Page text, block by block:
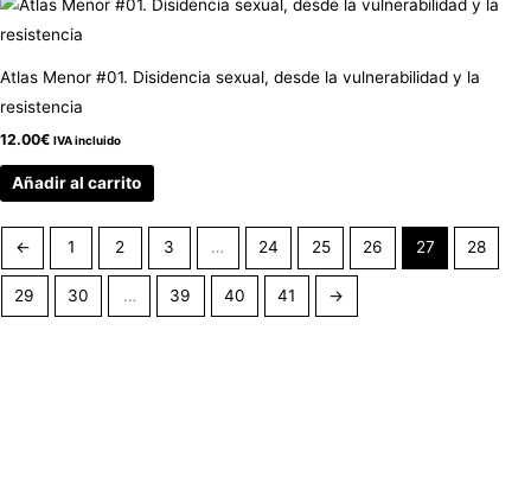
Atlas Menor #01. Disidencia sexual, desde la vulnerabilidad y la
resistencia
12.00€ IVA incluido
Añadir al carrito
← 1 2 3 … 24 25 26 27 28
29 30 … 39 40 41 →